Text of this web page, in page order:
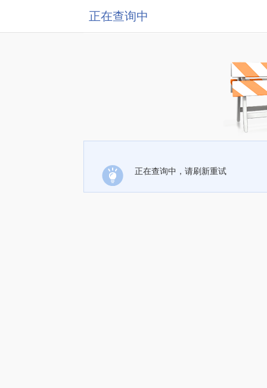
正在查询中
正在查询中，请刷新重试